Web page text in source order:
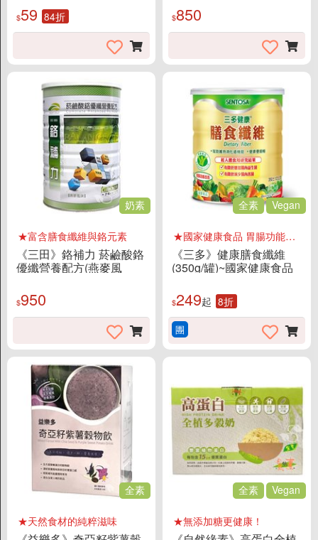
$59 84折
持骨本
$850
奶素
★富含膳食纖維與鉻元素
《三田》鉻補力 菸鹼酸鉻
優纖營養配方(燕麥風
+ 蛋白質補給
$950
全素 Vegan
★國家健康食品 胃腸功能改善認證
《三多》健康膳食纖維
(350g/罐)~國家健康食品
$249起 8折
團
全素
★天然食材的純粹滋味
全素 Vegan
★無添加糖更健康！